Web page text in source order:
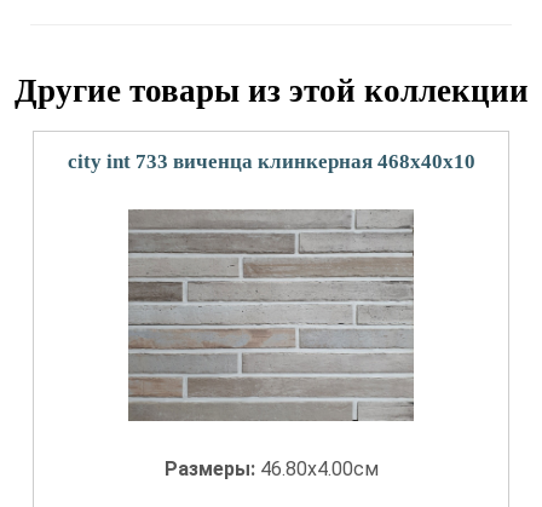
Другие товары из этой коллекции
city int 733 виченца клинкерная 468х40х10
Размеры: 46.80x4.00см